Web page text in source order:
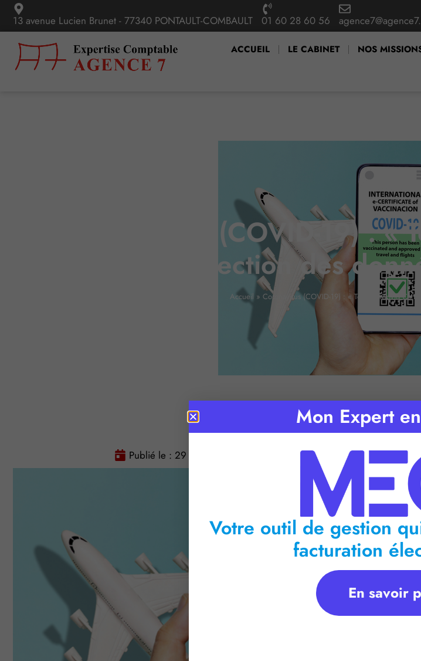
13 avenue Lucien Brunet - 77340 PONTAULT-COMBAULT 01 60 28 60 56
ACCUEIL LE CABINET NOS
Coronavirus (COVID-19) : «
protection des
Accueil » Coronavirus (COVID-19) : « TousAntiCovid
Publié le : 29 avril 2021 Temps de lecture : minutes
Mon Expert
Votre outil de gestion
facturation
En savoir